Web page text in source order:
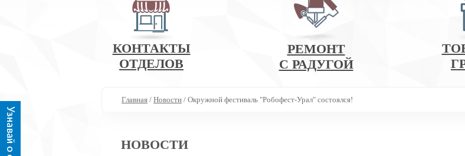
КОНТАКТЫ
ОТДЕЛОВ
РЕМОНТ
С РАДУГОЙ
Главная / Новости / Окружной фестиваль "Робофест-Урал" состоялся!
НОВОСТИ